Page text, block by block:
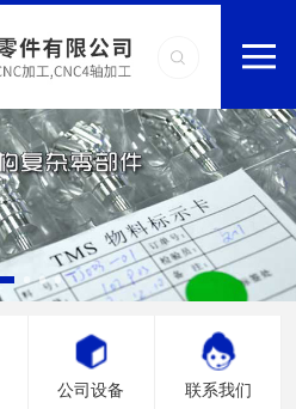
公司设备 联系我们